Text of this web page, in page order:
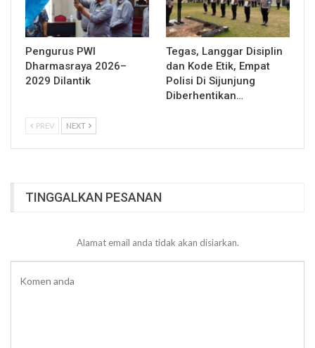
Pengurus PWI
Dharmasraya 2026–
2029 Dilantik
Tegas, Langgar Disiplin
dan Kode Etik, Empat
Polisi Di Sijunjung
Diberhentikan…
PREV NEXT
TINGGALKAN PESANAN
Alamat email anda tidak akan disiarkan.